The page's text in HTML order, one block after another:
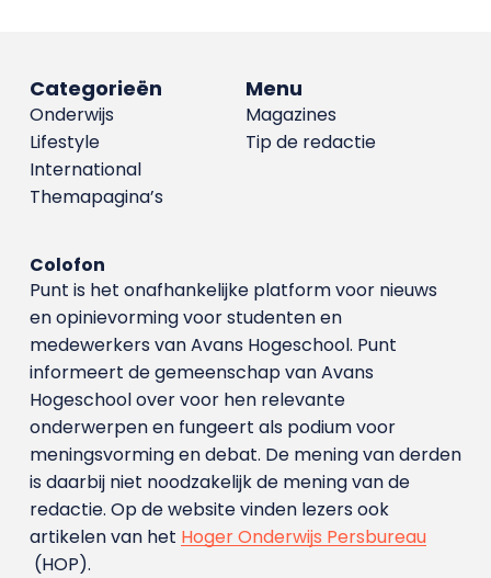
Menu
Magazines
Tip de redactie
Categorieën
Onderwijs
Lifestyle
International
Themapagina’s
Colofon
Punt is het onafhankelijke platform voor nieuws
en opinievorming voor studenten en
medewerkers van Avans Hoge­school. Punt
informeert de gemeenschap van Avans
Hogeschool over voor hen relevante
onderwerpen en fungeert als podium voor
meningsvorming en debat. De mening van derden
is daarbij niet noodzakelijk de mening van de
redactie. Op de website vinden lezers ook
artikelen van het Hoger Onderwijs Persbureau
(HOP).